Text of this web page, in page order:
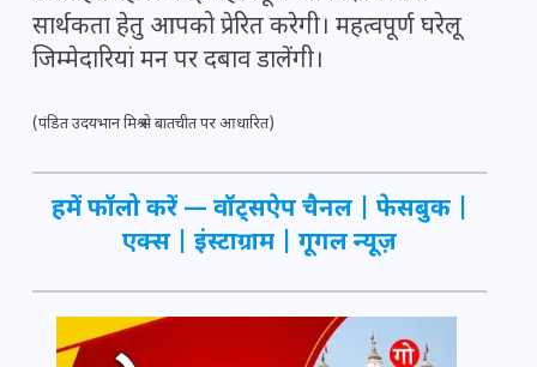
सार्थकता हेतु आपको प्रेरित करेगी। महत्वपूर्ण घरेलू
जिम्मेदारियां मन पर दबाव डालेंगी।
(पंडित उदयभान मिश्र से बातचीत पर आधारित)
हमें फॉलो करें — वॉट्सऐप चैनल फेसबुक
एक्स
इंस्टाग्राम गूगल न्यूज़